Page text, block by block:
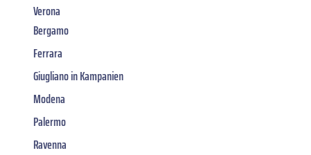
Verona
Bergamo
Ferrara
Giugliano in Kampanien
Modena
Palermo
Ravenna